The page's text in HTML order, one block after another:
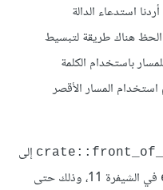
استدعاء الدالة
هناك طريقة لتبسيط
باستخدام الكلمة
المسار الأقصر
إلى
في الشيفرة 11، وذلك حتى